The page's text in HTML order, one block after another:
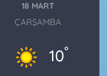
18 MART
ÇARŞAMBA
10°